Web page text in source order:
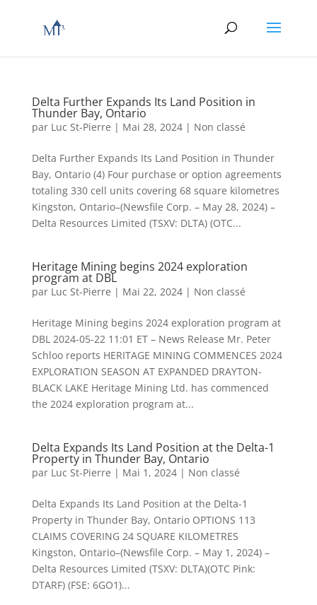
Delta Further Expands Its Land Position in
Thunder Bay, Ontario
par Luc St-Pierre | Mai 28, 2024| Non classé
Delta Further Expands Its Land Position in Thunder
Bay, Ontario (4) Four purchase or option agreements
totaling 330 cell units covering 68 square kilometres
Kingston, Ontario–(Newsfile Corp. – May 28, 2024) –
Delta Resources Limited (TSXV: DLTA) (OTC...
Heritage Mining begins 2024 exploration
program at DBL
par Luc St-Pierre | Mai 22, 2024| Non classé
Heritage Mining begins 2024 exploration program at
DBL 2024-05-22 11:01 ET – News Release Mr. Peter
Schloo reports HERITAGE MINING COMMENCES 2024
EXPLORATION SEASON AT EXPANDED DRAYTON-
BLACK LAKE Heritage Mining Ltd. has commenced
the 2024 exploration program at...
Delta Expands Its Land Position at the Delta-1
Property in Thunder Bay, Ontario
par Luc St-Pierre | Mai 1, 2024| Non classé
Delta Expands Its Land Position at the Delta-1
Property in Thunder Bay, Ontario OPTIONS 113
CLAIMS COVERING 24 SQUARE KILOMETRES
Kingston, Ontario–(Newsfile Corp. – May 1, 2024) –
Delta Resources Limited (TSXV: DLTA)(OTC Pink:
DTARF) (FSE: 6GO1)...